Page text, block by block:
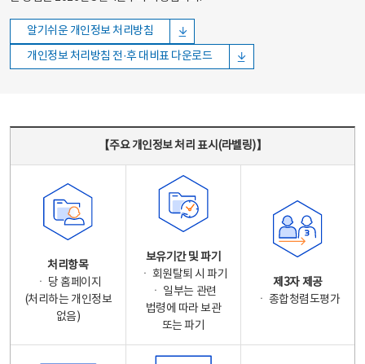
알기쉬운 개인정보 처리방침
개인정보 처리방침 전·후 대비표 다운로드
【주요 개인정보 처리 표시(라벨링)】
처리항목
ㆍ 당 홈페이지
(처리하는 개인정보
없음)
보유기간 및 파기
ㆍ 회원탈퇴 시 파기
ㆍ 일부는 관련
법령에 따라 보관
또는 파기
제3자 제공
ㆍ 종합청렴도평가